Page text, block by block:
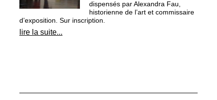
dispensés par Alexandra Fau,
historienne de l’art et commissaire
d’exposition. Sur inscription.
lire la suite...